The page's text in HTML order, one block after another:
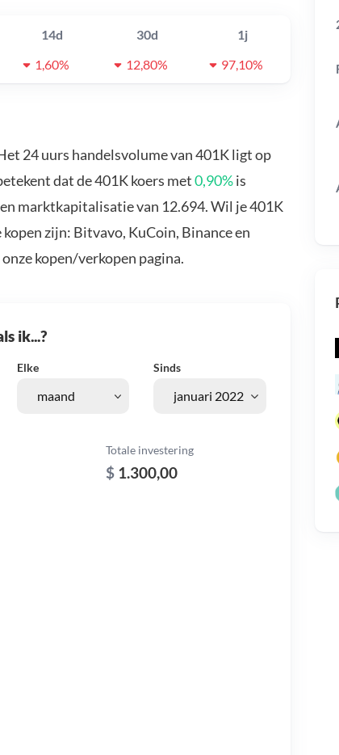
14d 30d
1j
1,60% 12,80% 97,10%
24 uurs handelsvolume van 401K ligt op
dat de 401K koers met0,90%is
marktkapitalisatie van 12.694. Wil je 401K
zijn: Bitvavo, KuCoin, Binance en
kopen/verkopen pagina.
ik...?
Elke Sinds
Totale investering
$ 1.300,00